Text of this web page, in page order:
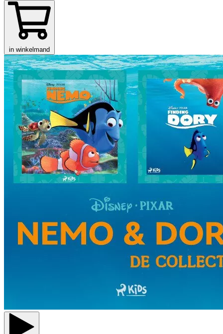
in winkelmand